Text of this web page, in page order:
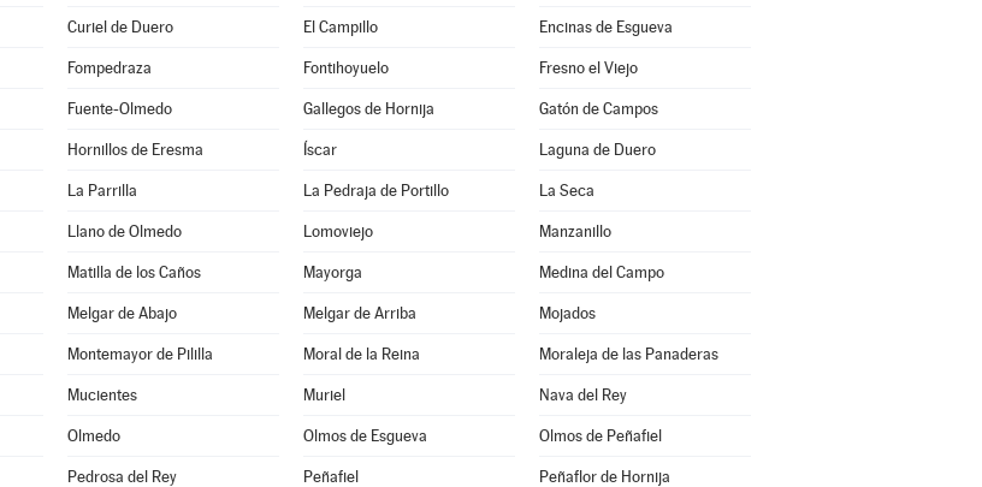
Curiel de Duero El Campillo Encinas de Esgueva
Fompedraza Fontihoyuelo Fresno el Viejo
Fuente-Olmedo Gallegos de Hornija Gatón de Campos
Hornillos de Eresma Íscar Laguna de Duero
La Parrilla La Pedraja de Portillo La Seca
Llano de Olmedo Lomoviejo Manzanillo
Matilla de los Caños Mayorga Medina del Campo
Melgar de Abajo Melgar de Arriba Mojados
Montemayor de Pililla Moral de la Reina Moraleja de las Panaderas
Mucientes Muriel Nava del Rey
Olmedo Olmos de Esgueva Olmos de Peñafiel
Pedrosa del Rey Peñafiel Peñaflor de Hornija